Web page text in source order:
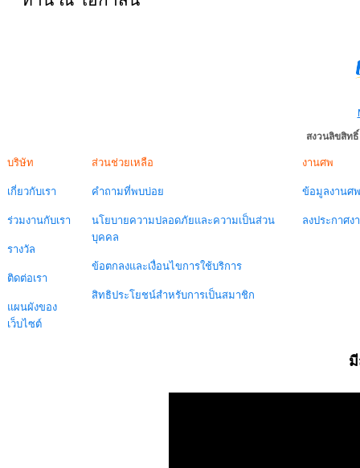
สงวนลิขสิท
บริษัท
เกี่ยวกับเรา
ร่วมงานกับเรา
รางวัล
ติดต่อเรา
แผนผังของ
เว็บไซต์
ส่วนช่วยเหลือ
คำถามที่พบบ่อย
นโยบายความปลอดภัยและความเป็นส่วน
บุคคล
ข้อตกลงและเงื่อนไขการใช้บริการ
สิทธิประโยชน์สำหรับการเป็นสมาชิก
งานศพ
ข้อมูลงานศพ
ลงประกาศง